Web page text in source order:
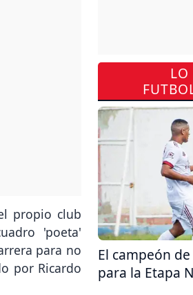
propio club
'poeta'
para no
por Ricardo
El campeón
para la Etapa